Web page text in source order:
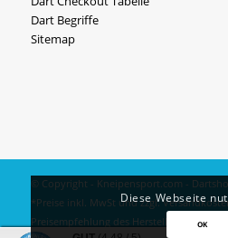
Dart Begriffe
Sitemap
© Copyright - Kneipensport.com -
*Preise inkl. MwSt und zzgl.
Preisempfehlung des Herstellers
Diese Webseite
OK